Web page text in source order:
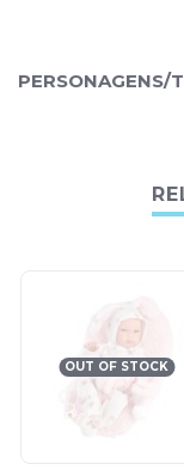
PERSONAGENS/
OUT OF STOCK